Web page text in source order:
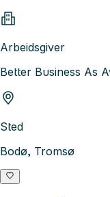
Arbeidsgiver
Better Business As
Sted
Bodø, Tromsø